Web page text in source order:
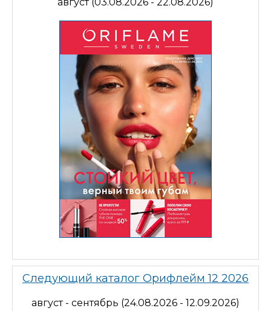
Следующий каталог Орифлейм 12 2026
август - сентябрь (24.08.2026 - 12.09.2026)